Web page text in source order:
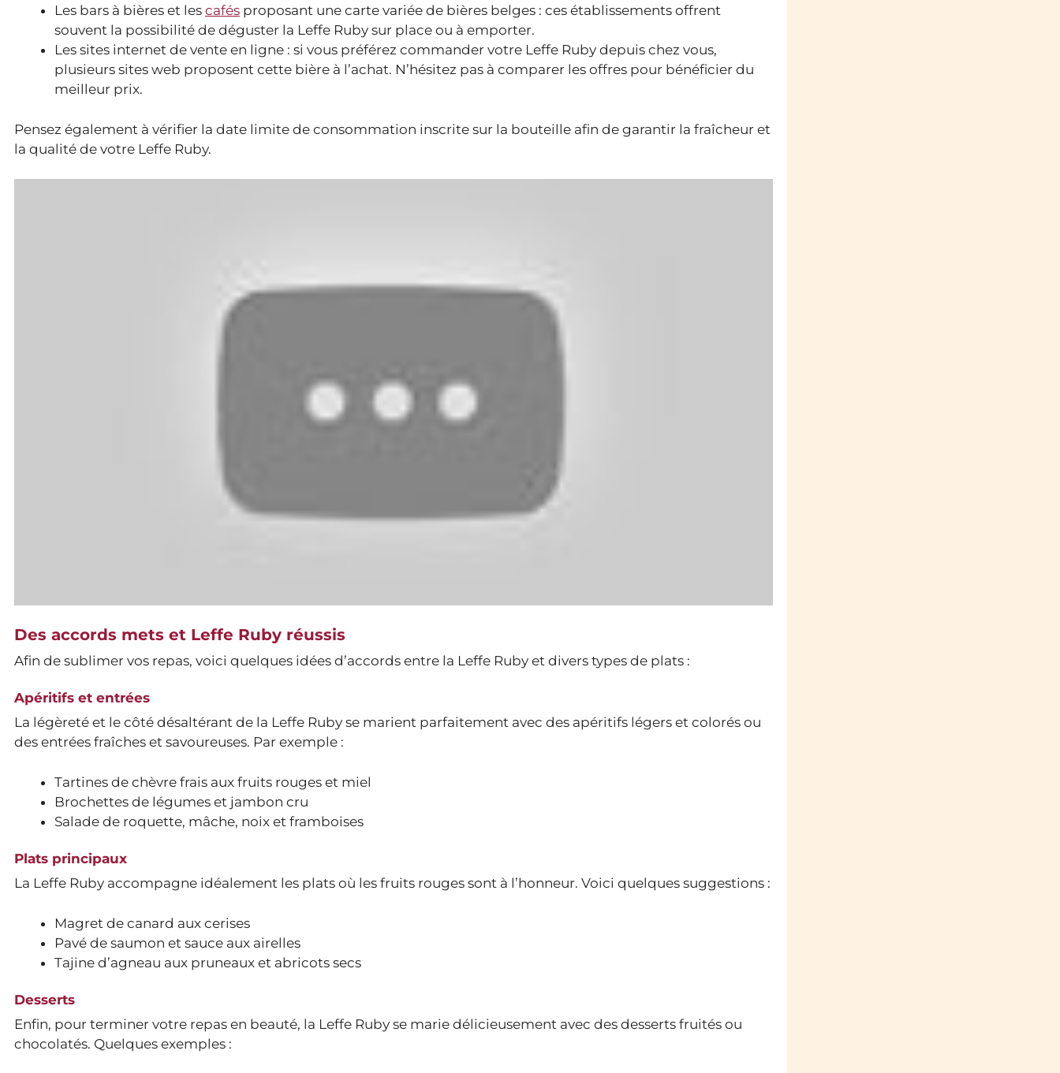
Les bars à bières et les cafés proposant une carte variée de bières belges : ces établissements offrent
souvent la possibilité de déguster la Leffe Ruby sur place ou à emporter.
Les sites internet de vente en ligne : si vous préférez commander votre Leffe Ruby depuis chez vous,
plusieurs sites web proposent cette bière à l’achat. N’hésitez pas à comparer les offres pour bénéficier du
meilleur prix.
Pensez également à vérifier la date limite de consommation inscrite sur la bouteille afin de garantir la fraîcheur et
la qualité de votre Leffe Ruby.
Des accords mets et Leffe Ruby réussis
Afin de sublimer vos repas, voici quelques idées d’accords entre la Leffe Ruby et divers types de plats :
Apéritifs et entrées
La légèreté et le côté désaltérant de la Leffe Ruby se marient parfaitement avec des apéritifs légers et colorés ou
des entrées fraîches et savoureuses. Par exemple :
Tartines de chèvre frais aux fruits rouges et miel
Brochettes de légumes et jambon cru
Salade de roquette, mâche, noix et framboises
Plats principaux
La Leffe Ruby accompagne idéalement les plats où les fruits rouges sont à l’honneur. Voici quelques suggestions :
Magret de canard aux cerises
Pavé de saumon et sauce aux airelles
Tajine d’agneau aux pruneaux et abricots secs
Desserts
Enfin, pour terminer votre repas en beauté, la Leffe Ruby se marie délicieusement avec des desserts fruités ou
chocolatés. Quelques exemples :